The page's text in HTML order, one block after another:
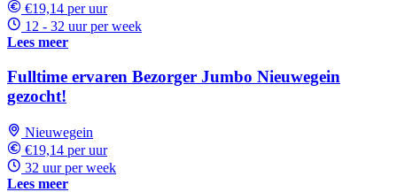
€19,14 per uur
12 - 32 uur per week
Lees meer
Fulltime ervaren Bezorger Jumbo Nieuwegein
gezocht!
Nieuwegein
€19,14 per uur
32 uur per week
Lees meer